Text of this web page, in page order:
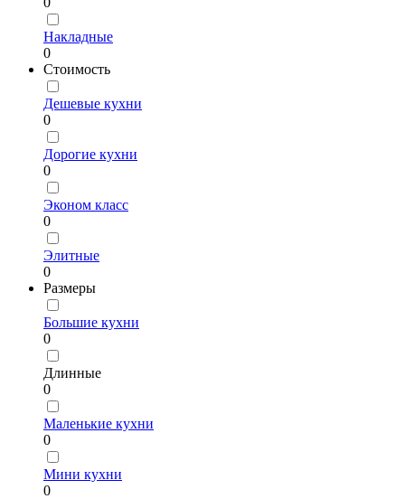
Накладные
0
Стоимость
Дешевые кухни
0
Дорогие кухни
0
Эконом класс
0
Элитные
0
Размеры
Большие кухни
0
Длинные
0
Маленькие кухни
0
Мини кухни
0